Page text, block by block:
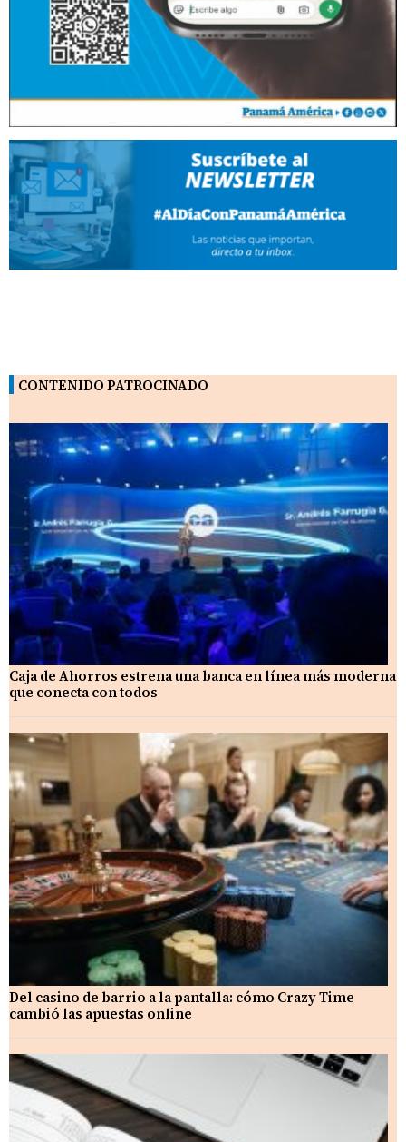
CONTENIDO PATROCINADO
Caja de Ahorros estrena una banca en línea más moderna
que conecta con todos
Del casino de barrio a la pantalla: cómo Crazy Time
cambió las apuestas online